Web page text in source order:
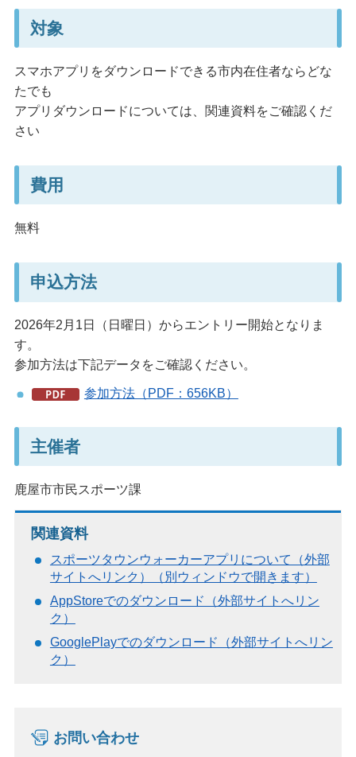
対象
スマホアプリをダウンロードできる市内在住者ならどな
たでも
アプリダウンロードについては、関連資料をご確認くだ
さい
費用
無料
申込方法
2026年2月1日（日曜日）からエントリー開始となりま
す。
参加方法は下記データをご確認ください。
参加方法（PDF：656KB）
主催者
鹿屋市市民スポーツ課
関連資料
スポーツタウンウォーカーアプリについて（外部
サイトへリンク）（別ウィンドウで開きます）
AppStoreでのダウンロード（外部サイトへリン
ク）
GooglePlayでのダウンロード（外部サイトへリン
ク）
お問い合わせ